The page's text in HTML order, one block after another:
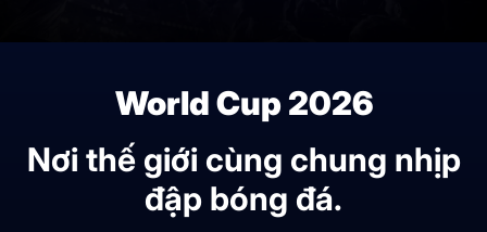
World Cup 2026
Nơi thế giới cùng chung nhịp
đập bóng đá.